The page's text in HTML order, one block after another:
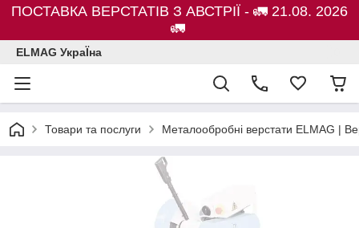
ПОСТАВКА ВЕРСТАТІВ З АВСТРІЇ - 🚛 21.08. 2026
🚛
ELMAG УкраЇна
Товари та послуги Металообробні верстати ELMAG |